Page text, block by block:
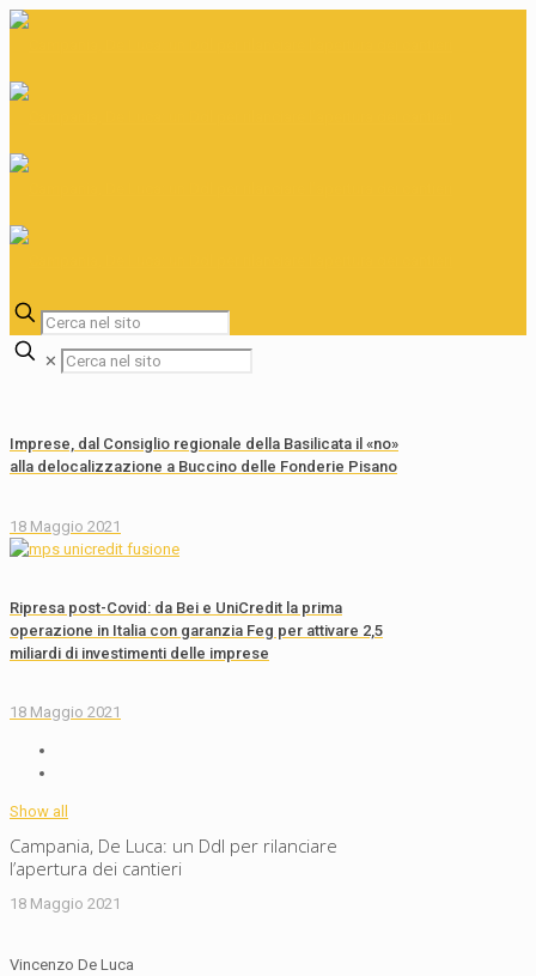
✕
Imprese, dal Consiglio regionale della Basilicata il «no»
alla delocalizzazione a Buccino delle Fonderie Pisano
18 Maggio 2021
Ripresa post-Covid: da Bei e UniCredit la prima
operazione in Italia con garanzia Feg per attivare 2,5
miliardi di investimenti delle imprese
18 Maggio 2021
Show all
Campania, De Luca: un Ddl per rilanciare
l’apertura dei cantieri
18 Maggio 2021
Vincenzo De Luca